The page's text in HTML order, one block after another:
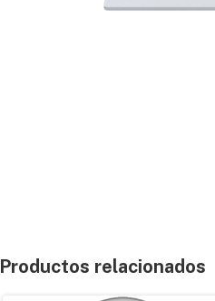
Productos relacionados